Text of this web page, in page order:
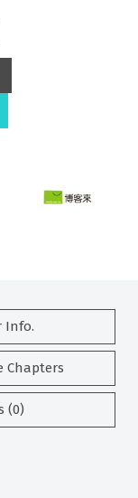
Info.
Chapters
(0)